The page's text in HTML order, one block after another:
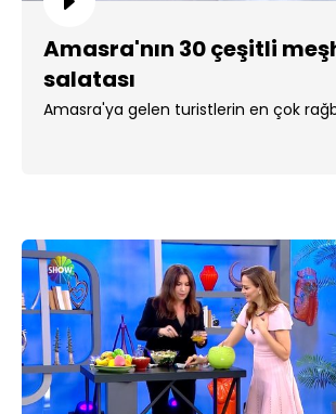
Amasra'nın 30 çeşitli
salatası
Amasra'ya gelen turistlerin en çok